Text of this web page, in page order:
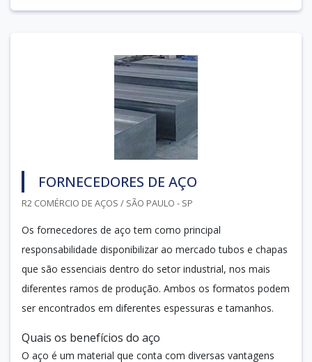
FORNECEDORES DE AÇO
R2 COMÉRCIO DE AÇOS / SÃO PAULO - SP
Os fornecedores de aço tem como principal
responsabilidade disponibilizar ao mercado tubos e chapas
que são essenciais dentro do setor industrial, nos mais
diferentes ramos de produção. Ambos os formatos podem
ser encontrados em diferentes espessuras e tamanhos.
Quais os benefícios do aço
O aço é um material que conta com diversas vantagens